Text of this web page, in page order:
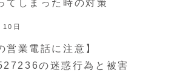
てしまった時の対策
日
営業電話に注意】
の迷惑行為と被害